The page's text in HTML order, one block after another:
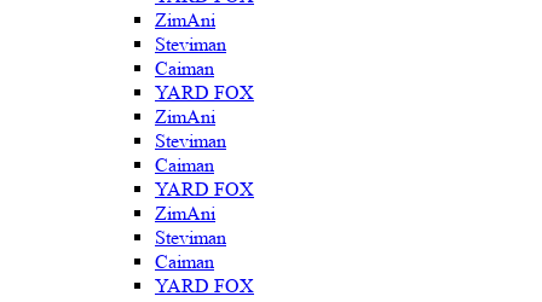
ZimAni
Steviman
Caiman
YARD FOX
ZimAni
Steviman
Caiman
YARD FOX
ZimAni
Steviman
Caiman
YARD FOX